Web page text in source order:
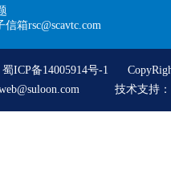
箱rsc@scavtc.com
蜀ICP备14005914号-1
技术支持